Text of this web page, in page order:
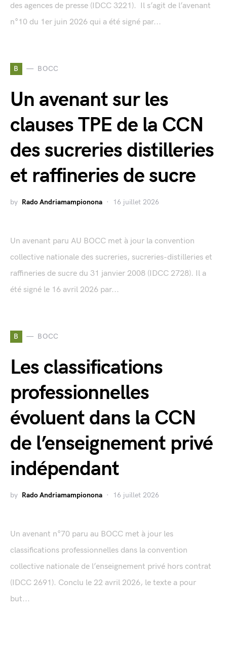
des agences de presse (IDCC 3221). Il s’agit de l’avenant
n°10 du 1er juin 2026 qui a été signé par...
B BOCC
Un avenant sur les
clauses TPE de la CCN
des sucreries distilleries
et raffineries de sucre
by Rado Andriamampionona 16 juillet 2026
Un avenant paru AU BOCC met à jour la convention
collective nationale des sucreries, sucreries-distilleries et
raffineries de sucre du 31 janvier 2008 (IDCC 2728). Il a
été signé le 16 avril 2026 par...
B BOCC
Les classifications
professionnelles
évoluent dans la CCN
de l’enseignement privé
indépendant
by Rado Andriamampionona 16 juillet 2026
Un avenant n°70 paru au BOCC met à jour les
classifications professionnelles dans la convention
collective nationale de l’enseignement privé hors contrat
(IDCC 2691). Conclu le 22 avril 2026, le texte a pour
but...